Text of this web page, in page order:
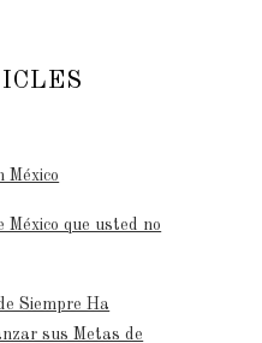
México
México que usted no
Siempre Ha
sus Metas de